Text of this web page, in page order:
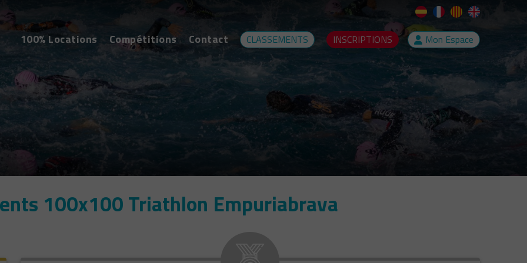
100% Locations Compétitions Contact CLASSEMENTS INSCRIPTIONS Mon Espace
100x100 Triathlon Empuriabrava